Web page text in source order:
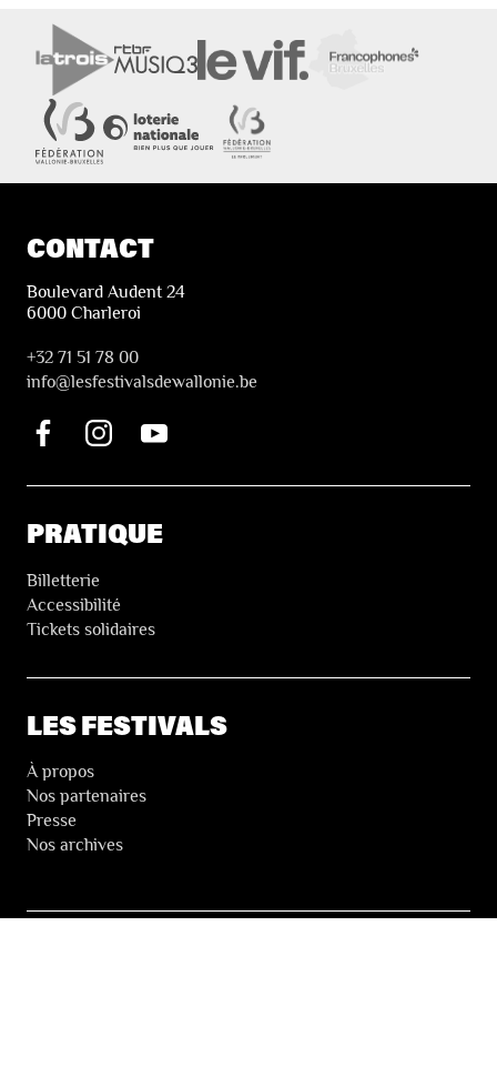
CONTACT
Boulevard Audent 24
6000 Charleroi
+32 71 51 78 00
info@lesfestivalsdewallonie.be
PRATIQUE
Billetterie
Accessibilité
Tickets solidaires
LES FESTIVALS
À propos
Nos partenaires
Presse
Nos archives